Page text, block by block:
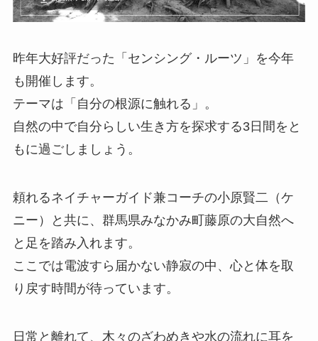
昨年大好評だった「センシング・ルーツ」を今年
も開催します。
テーマは「自分の根源に触れる」。
自然の中で自分らしい生き方を探求する3日間をと
もに過ごしましょう。
頼れるネイチャーガイド兼コーチの小原賢二（ケ
ニー）と共に、群馬県みなかみ町藤原の大自然へ
と足を踏み入れます。
ここでは電波すら届かない静寂の中、心と体を取
り戻す時間が待っています。
日常と離れて、木々のざわめきや水の流れに耳を